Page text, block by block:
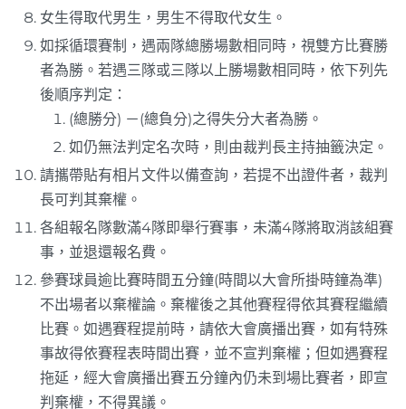
女生得取代男生，男生不得取代女生。
如採循環賽制，遇兩隊總勝場數相同時，視雙方比賽勝
者為勝。若遇三隊或三隊以上勝場數相同時，依下列先
後順序判定：
(總勝分) －(總負分)之得失分大者為勝。
如仍無法判定名次時，則由裁判長主持抽籤決定。
請攜帶貼有相片文件以備查詢，若提不出證件者，裁判
長可判其棄權。
各組報名隊數滿4隊即舉行賽事，未滿4隊將取消該組賽
事，並退還報名費。
參賽球員逾比賽時間五分鐘(時間以大會所掛時鐘為準)
不出場者以棄權論。棄權後之其他賽程得依其賽程繼續
比賽。如遇賽程提前時，請依大會廣播出賽，如有特殊
事故得依賽程表時間出賽，並不宣判棄權；但如遇賽程
拖延，經大會廣播出賽五分鐘內仍未到場比賽者，即宣
判棄權，不得異議。